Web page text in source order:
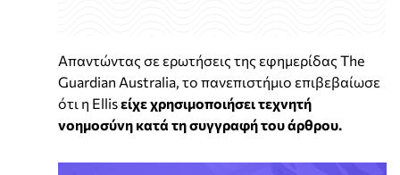
Απαντώντας σε ερωτήσεις της εφημερίδας The
Guardian Australia, το πανεπιστήμιο επιβεβαίωσε
ότι η Ellisείχε χρησιμοποιήσει τεχνητή
νοημοσύνη κατά τη συγγραφή του άρθρου.